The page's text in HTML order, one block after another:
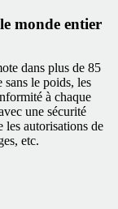
monde entier
dans plus de 85
le poids, les
à chaque
une sécurité
autorisations de
etc.